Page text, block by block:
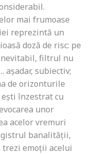
mai frumoase
reprezintă un
doză de risc: pe
filtrul nu
așadar, subiectiv;
de orizonturile
înzestrat cu
unor
acelor vremuri
banalității,
trezi emoții acelui